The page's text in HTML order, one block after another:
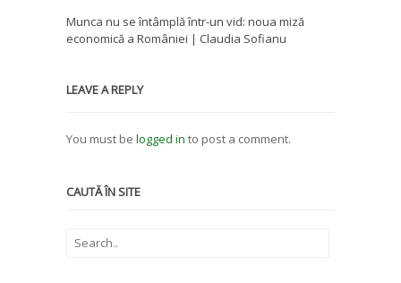
Munca nu se întâmplă într-un vid: noua miză
economică a României | Claudia Sofianu
LEAVE A REPLY
You must be logged in to post a comment.
CAUTĂ ÎN SITE